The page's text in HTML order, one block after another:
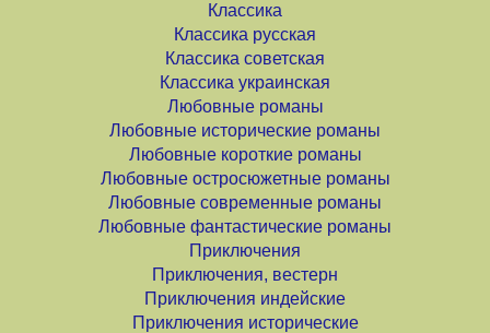
Классика
Классика русская
Классика советская
Классика украинская
Любовные романы
Любовные исторические романы
Любовные короткие романы
Любовные остросюжетные романы
Любовные современные романы
Любовные фантастические романы
Приключения
Приключения, вестерн
Приключения индейские
Приключения исторические